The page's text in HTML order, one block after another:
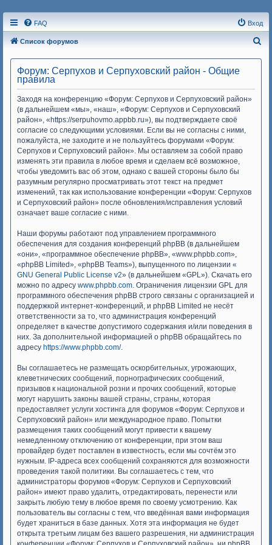
FAQ Вход
Список форумов
Форум: Серпухов и Серпуховский район - Общие
правила
Заходя на конференцию «Форум: Серпухов и Серпуховский район»
(в дальнейшем «мы», «наш», «Форум: Серпухов и Серпуховский
район», «https://serpuhovmo.appbb.ru»), вы подтверждаете своё
согласие со следующими условиями. Если вы не согласны с ними,
пожалуйста, не заходите и не пользуйтесь форумами «Форум:
Серпухов и Серпуховский район». Мы оставляем за собой право
изменять эти правила в любое время и сделаем всё возможное,
чтобы уведомить вас об этом, однако с вашей стороны было бы
разумным регулярно просматривать этот текст на предмет
изменений, так как использование конференции «Форум: Серпухов
и Серпуховский район» после обновления/исправления условий
означает ваше согласие с ними.
Наши форумы работают под управлением программного
обеспечения для создания конференций phpBB (в дальнейшем
«они», «программное обеспечение phpBB», «www.phpbb.com»,
«phpBB Limited», «phpBB Teams»), выпущенного по лицензии «
GNU General Public License v2» (в дальнейшем «GPL»). Скачать его
можно по адресу www.phpbb.com. Ограничения лицензии GPL для
программного обеспечения phpBB строго связаны с организацией и
поддержкой интернет-конференций, и phpBB Limited не несёт
ответственности за то, что администрация конференций
определяет в качестве допустимого содержания и/или поведения в
них. За дополнительной информацией о phpBB обращайтесь по
адресу https://www.phpbb.com/.
Вы соглашаетесь не размещать оскорбительных, угрожающих,
клеветнических сообщений, порнографических сообщений,
призывов к национальной розни и прочих сообщений, которые
могут нарушить законы вашей страны, страны, которая
предоставляет услуги хостинга для форумов «Форум: Серпухов и
Серпуховский район» или международное право. Попытки
размещения таких сообщений могут привести к вашему
немедленному отключению от конференции, при этом ваш
провайдер будет поставлен в известность, если мы сочтём это
нужным. IP-адреса всех сообщений сохраняются для возможности
проведения такой политики. Вы соглашаетесь с тем, что
администраторы форумов «Форум: Серпухов и Серпуховский
район» имеют право удалить, отредактировать, перенести или
закрыть любую тему в любое время по своему усмотрению. Как
пользователь вы согласны с тем, что введённая вами информация
будет храниться в базе данных. Хотя эта информация не будет
открыта третьим лицам без вашего разрешения, ни администрация